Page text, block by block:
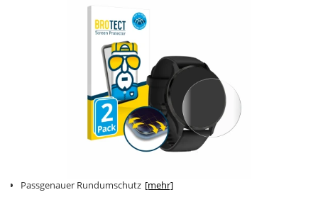
Passgenauer Rundumschutz [mehr]